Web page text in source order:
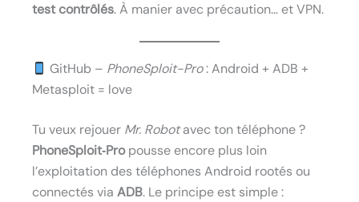
test contrôlés. À manier avec précaution… et VPN.
GitHub – PhoneSploit-Pro: Android + ADB +
Metasploit = love
Tu veux rejouer Mr. Robotavec ton téléphone ?
PhoneSploit‑Propousse encore plus loin
l’exploitation des téléphones Android rootés ou
connectés via ADB. Le principe est simple :